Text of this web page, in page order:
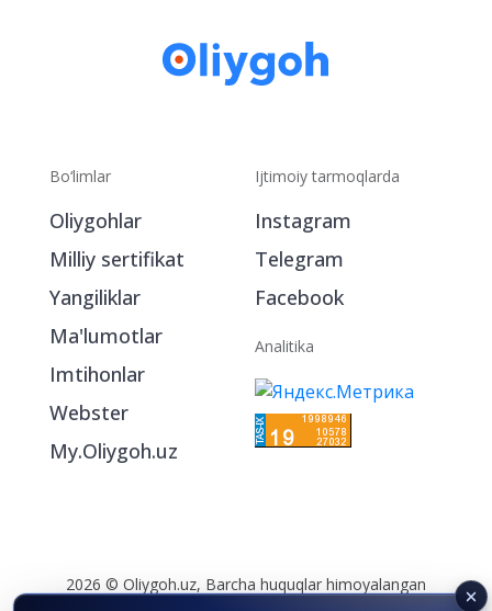
Bo‘limlar
Oliygohlar
Milliy sertifikat
Yangiliklar
Ma'lumotlar
Imtihonlar
Webster
My.Oliygoh.uz
Ijtimoiy tarmoqlarda
Instagram
Telegram
Facebook
Analitika
2026 © Oliygoh.uz, Barcha huquqlar himoyalangan